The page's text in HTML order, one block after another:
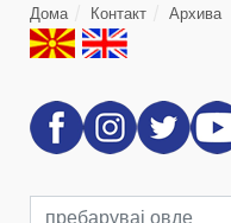
Дома Контакт Архива